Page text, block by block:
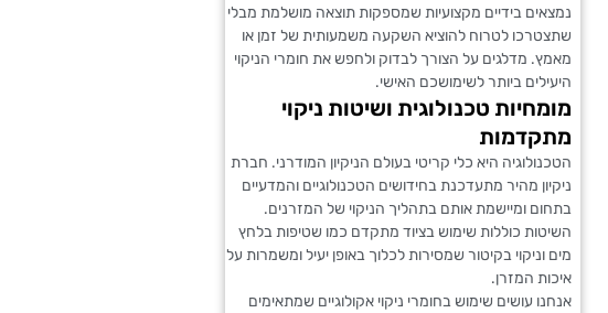
נמצאים בידיים מקצועיות שמספקות תוצאה מושלמת מבלי
שתצטרכו לטרוח להוציא השקעה משמעותית של זמן או
מאמץ. מדלגים על הצורך לבדוק ולחפש את חומרי הניקוי
היעילים ביותר לשימושכם האישי.
מומחיות טכנולוגית ושיטות ניקוי
מתקדמות
הטכנולוגיה היא כלי קריטי בעולם הניקיון המודרני. חברת
ניקיון מהיר מתעדכנת בחידושים הטכנולוגיים והמדעיים
בתחום ומיישמת אותם בתהליך הניקוי של המזרנים.
השיטות כוללות שימוש בציוד מתקדם כמו שטיפות בלחץ
מים וניקוי בקיטור שמסירות לכלוך באופן יעיל ומשמרות על
איכות המזרן.
אנחנו עושים שימוש בחומרי ניקוי אקולוגיים שמתאימים